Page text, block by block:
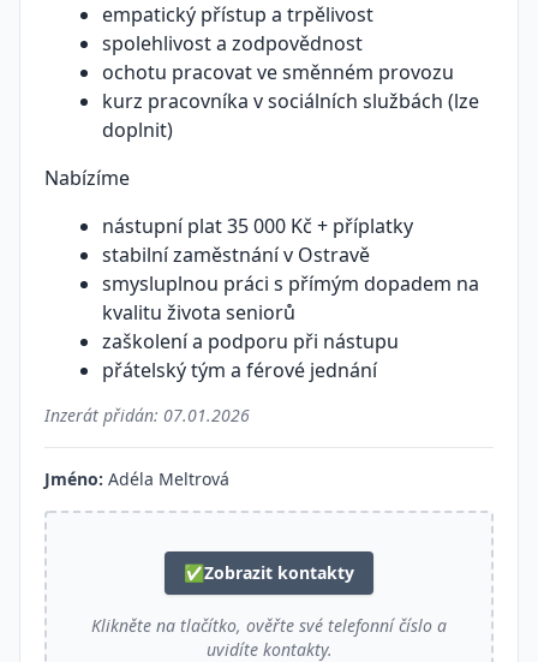
empatický přístup a trpělivost
spolehlivost a zodpovědnost
ochotu pracovat ve směnném provozu
kurz pracovníka v sociálních službách (lze
doplnit)
Nabízíme
nástupní plat 35 000 Kč + příplatky
stabilní zaměstnání v Ostravě
smysluplnou práci s přímým dopadem na
kvalitu života seniorů
zaškolení a podporu při nástupu
přátelský tým a férové jednání
Inzerát přidán: 07.01.2026
Jméno: Adéla Meltrová
✅Zobrazit kontakty
Klikněte na tlačítko, ověřte své telefonní číslo a
uvidíte kontakty.